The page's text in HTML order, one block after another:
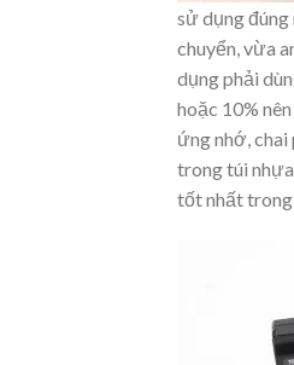
sử dụng đúng
chuyển, vừa
dụng phải
hoặc 10%
ứng nhớ,
trong túi
tốt nhất trong